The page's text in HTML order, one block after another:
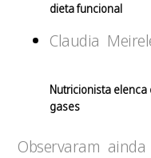
dieta funcional
Claudia
Nutricionista elenca
gases
Observaram